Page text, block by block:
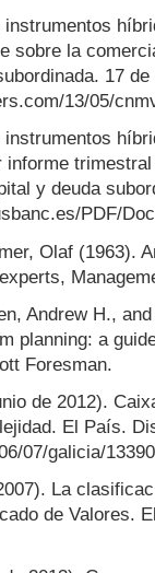
sobre la
17
13/05/
informe
y deuda
PDF/
Olaf (1963).
Andrew H.,
planning: a
Foresman.
de 2012).
El País.
07/galicia/
La
de Valores.